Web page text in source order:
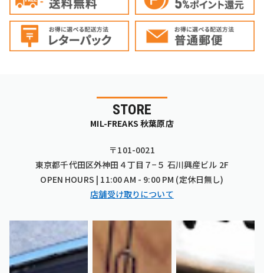
STORE
MIL-FREAKS 秋葉原店
〒101-0021
東京都千代田区外神田４丁目７−５ 石川興産ビル 2F
OPEN HOURS | 11:00 AM - 9:00 PM (定休日無し)
店舗受け取りについて